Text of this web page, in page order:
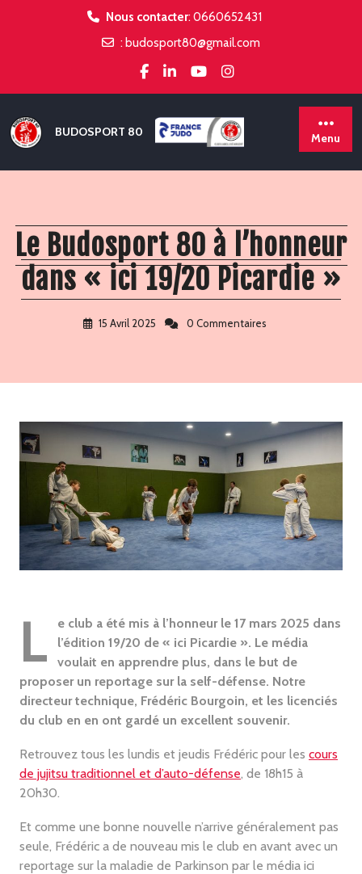
Nous contacter: 0660652431
: budosport80@gmail.com
BUDOSPORT 80 Menu
Le Budosport 80 à l’honneur
dans « ici 19/20 Picardie »
15 Avril 2025 0 Commentaires
L
e club a été mis à l’honneur le 17 mars 2025 dans
l’édition 19/20 de « ici Picardie ». Le média
voulait en apprendre plus, dans le but de
proposer un reportage sur la self-défense. Notre
directeur technique, Frédéric Bourgoin, et les licenciés
du club en en ont gardé un excellent souvenir.
Retrouvez tous les lundis et jeudis Frédéric pour les cours
de jujitsu traditionnel et d’auto-défense, de 18h15 à
20h30.
Et comme une bonne nouvelle n’arrive généralement pas
seule, Frédéric a de nouveau mis le club en avant avec un
reportage sur la maladie de Parkinson par le média ici